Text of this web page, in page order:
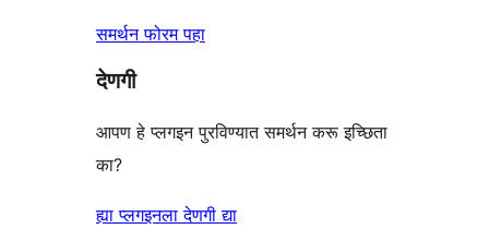
समर्थन फोरम पहा
देणगी
आपण हे प्लगइन पुरविण्यात समर्थन करू इच्छिता
का?
ह्या प्लगइनला देणगी द्या